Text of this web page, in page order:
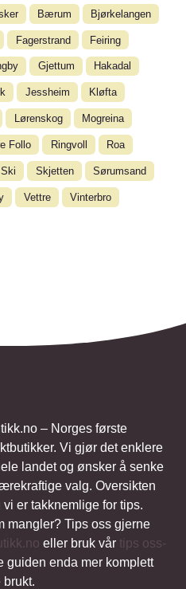
Bærum Bjørkelangen
Fagerstrand Feiring
Gjettum Hakadal
Jessheim Kløfta
Lørenskog Mogreina
Follo Ringvoll Roa
Ski Skjetten Sørumsand
Vettre Vinterbro
– Norges første
Vi gjør det enklere
landet og ønsker å senke
valg. Oversikten
er takknemlige for tips.
mangler? Tips oss gjerne
eller bruk vår tips oss-
guiden enda mer komplett
brukt.